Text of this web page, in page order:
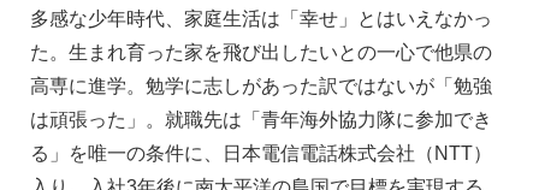
多感な少年時代、家庭生活は「幸せ」とはいえなかっ
た。生まれ育った家を飛び出したいとの一心で他県の
高専に進学。勉学に志しがあった訳ではないが「勉強
は頑張った」。就職先は「青年海外協力隊に参加でき
る」を唯一の条件に、日本電信電話株式会社（NTT）